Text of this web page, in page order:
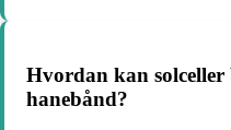
Hvordan kan
hanebånd?